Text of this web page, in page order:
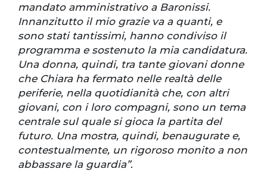
mandato amministrativo a Baronissi.
Innanzitutto il mio grazie va a quanti, e
sono stati tantissimi, hanno condiviso il
programma e sostenuto la mia candidatura.
Una donna, quindi, tra tante giovani donne
che Chiara ha fermato nelle realtà delle
periferie, nella quotidianità che, con altri
giovani, con i loro compagni, sono un tema
centrale sul quale si gioca la partita del
futuro. Una mostra, quindi, benaugurate e,
contestualmente, un rigoroso monito a non
abbassare la guardia”.